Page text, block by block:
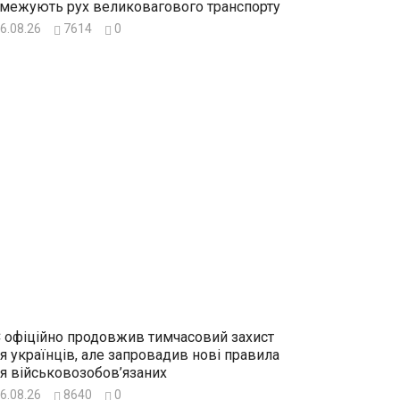
рух великовагового транспорту
7614 0
продовжив тимчасовий захист
українців, але запровадив нові правила
військовозобов’язаних
8640 0